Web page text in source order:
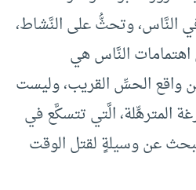
النَّاس، وتحثُّ على النَّشاط،
اهتمامات النَّاس هي
واقع الحسِّ القريب، وليست
المترهِّلة، الَّتي تتسكَّع في
عن وسيلةٍ لقتل الوقت